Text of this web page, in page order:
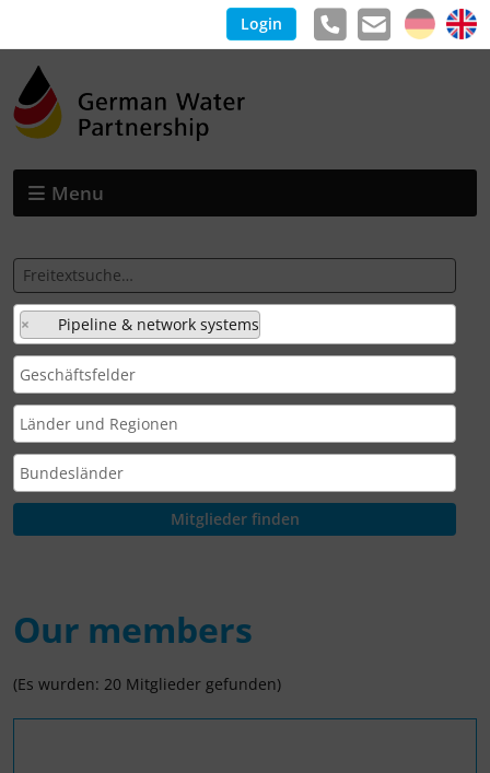
Login
Menu
× Pipeline & network systems
Our members
(Es wurden: 20 Mitglieder gefunden)